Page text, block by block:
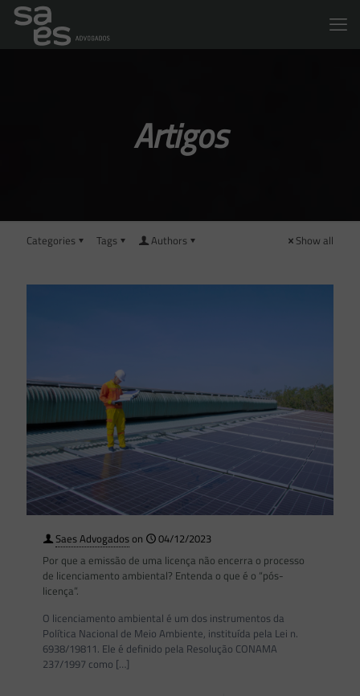
Artigos
Categories Tags Authors Show all
Saes Advogadoson
04/12/2023
Por que a emissão de uma licença não encerra o processo
de licenciamento ambiental? Entenda o que é o “pós-
licença”.
O licenciamento ambiental é um dos instrumentos da
Política Nacional de Meio Ambiente, instituída pela Lei n.
6938/19811. Ele é definido pela Resolução CONAMA
237/1997 como […]